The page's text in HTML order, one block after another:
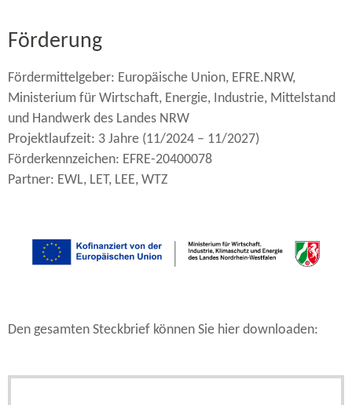
Förderung
Fördermittelgeber: Europäische Union, EFRE.NRW,
Ministerium für Wirtschaft, Energie, Industrie, Mittelstand
und Handwerk des Landes NRW
Projektlaufzeit: 3 Jahre (11/2024 – 11/2027)
Förderkennzeichen: EFRE-20400078
Partner: EWL, LET, LEE, WTZ
Den gesamten Steckbrief können Sie hier downloaden: